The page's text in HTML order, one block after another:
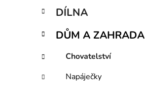
n
n
í
p
n
i
DÍLNA
DŮM A ZAHRADA
Chovatelství
Napáječky